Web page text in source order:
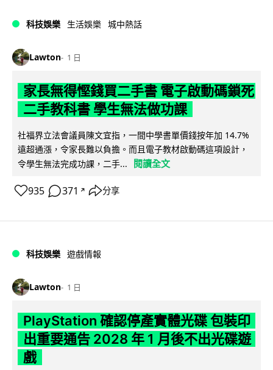
科技娛樂 生活娛樂 城中熱話
Lawton 1 日
家長無得慳錢買二手書 電子啟動碼鎖死
二手教科書 學生無法做功課
社福界立法會議員陳文宜指，一間中學書單價錢按年加 14.7%
遠超通漲，令家長難以負擔。而且電子教材啟動碼這項設計，
令學生無法完成功課，二手...
閱讀全文
935 371 ↗ 分享
科技娛樂 遊戲情報
Lawton 1 日
PlayStation 確認停產實體光碟 包裝印
出重要通告 2028 年 1 月後不出光碟遊
戲